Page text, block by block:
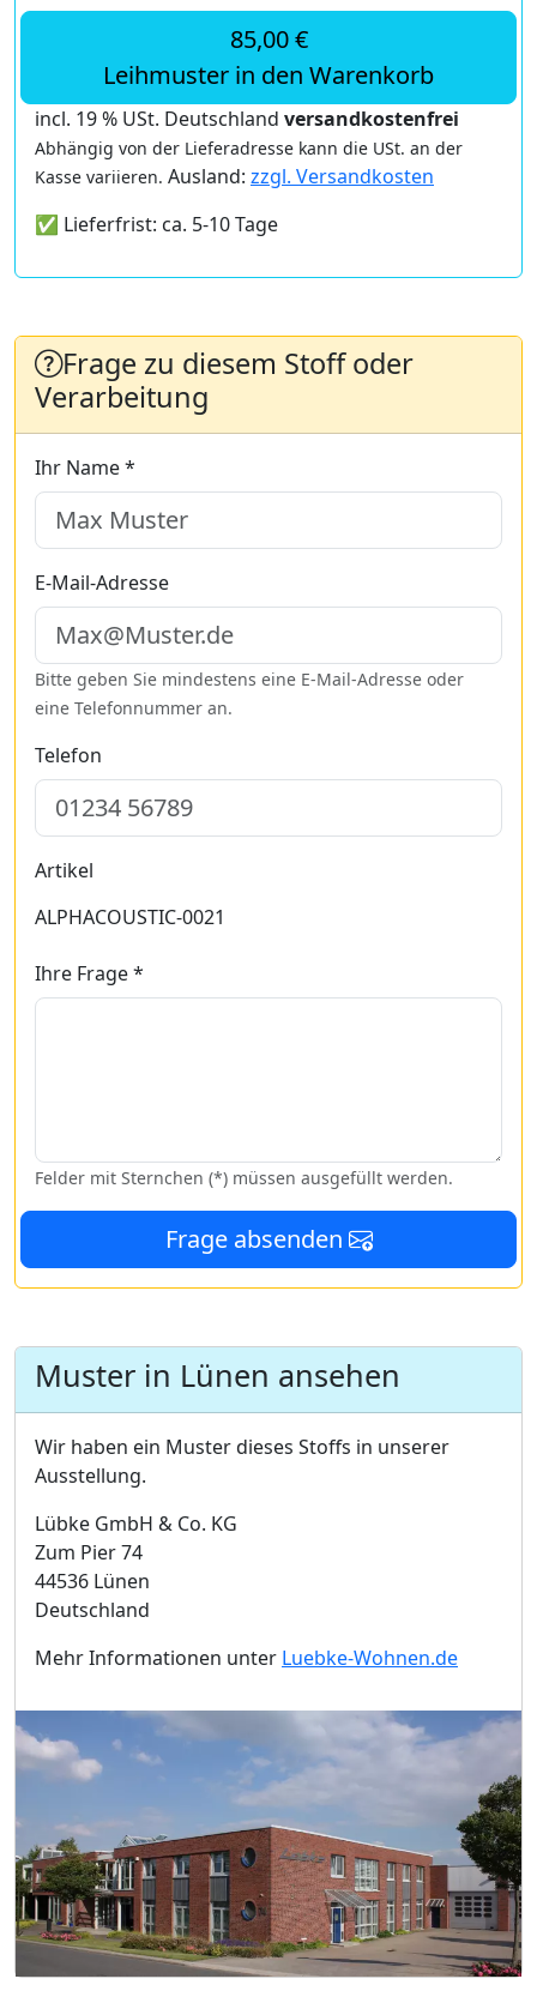
85,00 €
Leihmuster in den Warenkorb
incl. 19 % USt. Deutschland versandkostenfrei
Abhängig von der Lieferadresse kann die USt. an der
Kasse variieren. Ausland: zzgl. Versandkosten
✅ Lieferfrist: ca. 5-10 Tage
Frage zu diesem Stoff oder
Verarbeitung
Ihr Name *
E-Mail-Adresse
Bitte geben Sie mindestens eine E-Mail-Adresse oder
eine Telefonnummer an.
Telefon
Artikel
ALPHACOUSTIC-0021
Ihre Frage *
Felder mit Sternchen (*) müssen ausgefüllt werden.
Frage absenden
Muster in Lünen ansehen
Wir haben ein Muster dieses Stoffs in unserer
Ausstellung.
Lübke GmbH & Co. KG
Zum Pier 74
44536 Lünen
Deutschland
Mehr Informationen unter Luebke-Wohnen.de